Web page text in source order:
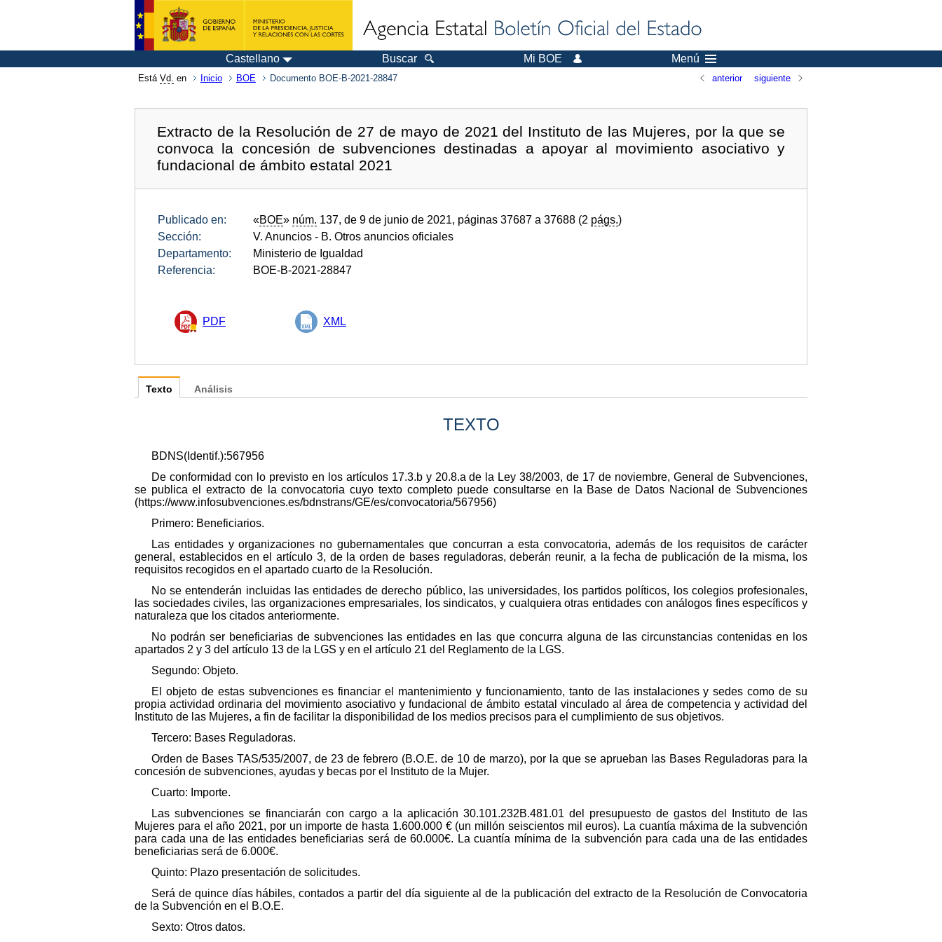
Castellano Buscar Mi BOE Menú
Está Vd. en Inicio BOE Documento BOE-B-2021-28847 anterior siguiente
Extracto de la Resolución de 27 de mayo de 2021 del Instituto de las Mujeres, por la que se
convoca la concesión de subvenciones destinadas a apoyar al movimiento asociativo y
fundacional de ámbito estatal 2021
Publicado en: «BOE» núm. 137, de 9 de junio de 2021, páginas 37687 a 37688 (2 págs.)
Sección:
V. Anuncios - B. Otros anuncios oficiales
Departamento:
Ministerio de Igualdad
Referencia:
BOE-B-2021-28847
PDF XML
Texto
TEXTO
BDNS(Identif.):567956
De conformidad con lo previsto en los artículos 17.3.b y 20.8.a de la Ley 38/2003, de 17 de noviembre, General de Subvenciones,
se publica el extracto de la convocatoria cuyo texto completo puede consultarse en la Base de Datos Nacional de Subvenciones
(https://www.infosubvenciones.es/bdnstrans/GE/es/convocatoria/567956)
Primero: Beneficiarios.
Las entidades y organizaciones no gubernamentales que concurran a esta convocatoria, además de los requisitos de carácter
general, establecidos en el artículo 3, de la orden de bases reguladoras, deberán reunir, a la fecha de publicación de la misma, los
requisitos recogidos en el apartado cuarto de la Resolución.
No se entenderán incluidas las entidades de derecho público, las universidades, los partidos políticos, los colegios profesionales,
las sociedades civiles, las organizaciones empresariales, los sindicatos, y cualquiera otras entidades con análogos fines específicos y
naturaleza que los citados anteriormente.
No podrán ser beneficiarias de subvenciones las entidades en las que concurra alguna de las circunstancias contenidas en los
apartados 2 y 3 del artículo 13 de la LGS y en el artículo 21 del Reglamento de la LGS.
Segundo: Objeto.
El objeto de estas subvenciones es financiar el mantenimiento y funcionamiento, tanto de las instalaciones y sedes como de su
propia actividad ordinaria del movimiento asociativo y fundacional de ámbito estatal vinculado al área de competencia y actividad del
Instituto de las Mujeres, a fin de facilitar la disponibilidad de los medios precisos para el cumplimiento de sus objetivos.
Tercero: Bases Reguladoras.
Orden de Bases TAS/535/2007, de 23 de febrero (B.O.E. de 10 de marzo), por la que se aprueban las Bases Reguladoras para la
concesión de subvenciones, ayudas y becas por el Instituto de la Mujer.
Cuarto: Importe.
Las subvenciones se financiarán con cargo a la aplicación 30.101.232B.481.01 del presupuesto de gastos del Instituto de las
Mujeres para el año 2021, por un importe de hasta 1.600.000 € (un millón seiscientos mil euros). La cuantía máxima de la subvención
para cada una de las entidades beneficiarias será de 60.000€. La cuantía mínima de la subvención para cada una de las entidades
beneficiarias será de 6.000€.
Quinto: Plazo presentación de solicitudes.
Será de quince días hábiles, contados a partir del día siguiente al de la publicación del extracto de la Resolución de Convocatoria
de la Subvención en el B.O.E.
Sexto: Otros datos.
Análisis